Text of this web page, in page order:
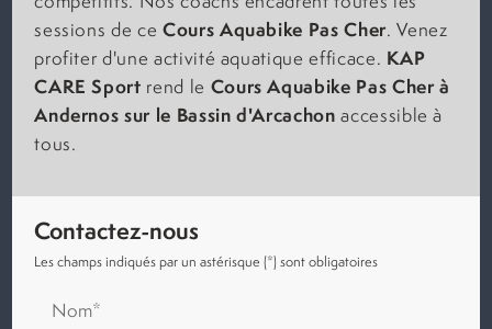
sessions de ce Cours Aquabike Pas Cher. Venez
profiter d'une activité aquatique efficace. KAP
CARE Sport rend le Cours Aquabike Pas Cher à
Andernos sur le Bassin d'Arcachon accessible à
tous.
Contactez-nous
Les champs indiqués par un astérisque (*) sont obligatoires
Nom*